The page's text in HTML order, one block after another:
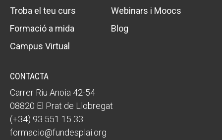
Troba el teu curs
Webinars i Moocs
Formació a mida
Blog
Campus Virtual
CONTACTA
Carrer Riu Anoia 42-54
08820 El Prat de Llobregat
(+34) 93 551 15 33
formacio@fundesplai.org
ACCIÓ SOCIAL I JOVES
SUPORT TERCER SECTOR
ACCIÓ SOCIAL I JOVES
SUPORT TERCER SECTOR